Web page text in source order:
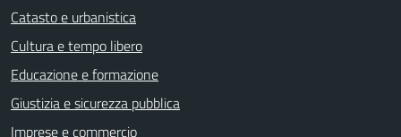
Catasto e urbanistica
Cultura e tempo libero
Educazione e formazione
Giustizia e sicurezza pubblica
Imprese e commercio